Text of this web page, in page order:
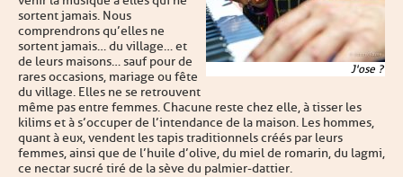
J'ose ?
sortent jamais. Nous
comprendrons qu’elles ne
sortent jamais… du village… et
de leurs maisons… sauf pour de
rares occasions, mariage ou fête
du village. Elles ne se retrouvent
même pas entre femmes. Chacune reste chez elle, à tisser les
kilims et à s’occuper de l’intendance de la maison. Les hommes,
quant à eux, vendent les tapis traditionnels créés par leurs
femmes, ainsi que de l’huile d’olive, du miel de romarin, du lagmi,
ce nectar sucré tiré de la sève du palmier-dattier.